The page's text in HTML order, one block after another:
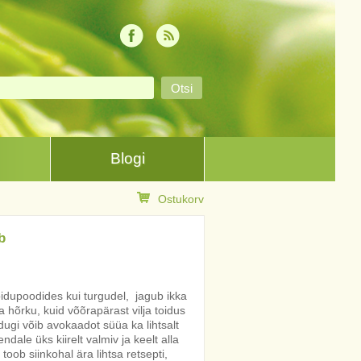
Blogi
Ostukorv
kui turgudel, jagub ikka
hõrku, kuid võõrapärast vilja toidus
võib avokaadot süüa ka lihtsalt
üks kiirelt valmiv ja keelt alla
siinkohal ära lihtsa retsepti,